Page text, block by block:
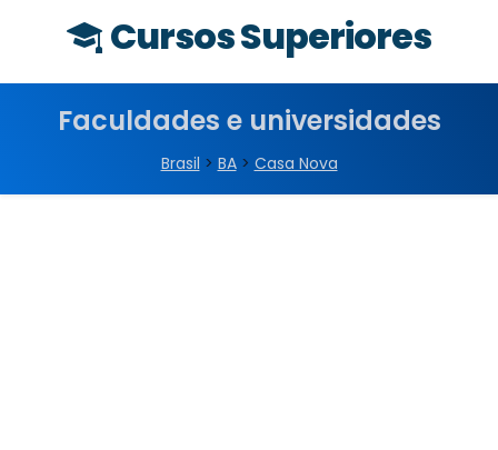
Cursos Superiores
Faculdades e universidades
Brasil > BA> Casa Nova